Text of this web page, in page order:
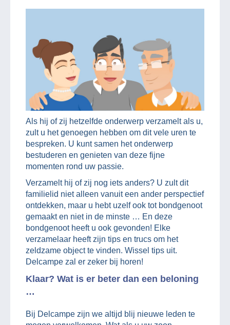
Als hij of zij hetzelfde onderwerp verzamelt als u,
zult u het genoegen hebben om dit vele uren te
bespreken. U kunt samen het onderwerp
bestuderen en genieten van deze fijne
momenten rond uw passie.
Verzamelt hij of zij nog iets anders? U zult dit
familielid niet alleen vanuit een ander perspectief
ontdekken, maar u hebt uzelf ook tot bondgenoot
gemaakt en niet in de minste … En deze
bondgenoot heeft u ook gevonden! Elke
verzamelaar heeft zijn tips en trucs om het
zeldzame object te vinden. Wissel tips uit.
Delcampe zal er zeker bij horen!
Klaar? Wat is er beter dan een beloning
…
Bij Delcampe zijn we altijd blij nieuwe leden te